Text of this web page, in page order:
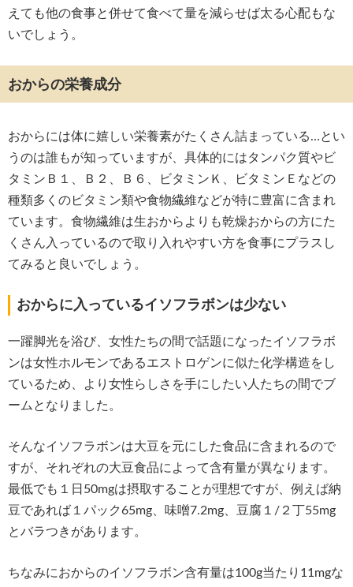
えても他の食事と併せて食べて量を減らせば太る心配もな
いでしょう。
おからの栄養成分
おからには体に嬉しい栄養素がたくさん詰まっている…とい
うのは誰もが知っていますが、具体的にはタンパク質やビ
タミンＢ１、Ｂ２、Ｂ６、ビタミンＫ、ビタミンＥなどの
種類多くのビタミン類や食物繊維などが特に豊富に含まれ
ています。食物繊維は生おからよりも乾燥おからの方にた
くさん入っているので取り入れやすい方を食事にプラスし
てみると良いでしょう。
おからに入っているイソフラボンは少ない
一躍脚光を浴び、女性たちの間で話題になったイソフラボ
ンは女性ホルモンであるエストロゲンに似た化学構造をし
ているため、より女性らしさを手にしたい人たちの間でブ
ームとなりました。
そんなイソフラボンは大豆を元にした食品に含まれるので
すが、それぞれの大豆食品によって含有量が異なります。
最低でも１日50mgは摂取することが理想ですが、例えば納
豆であれば１パック65mg、味噌7.2mg、豆腐１/２丁55mg
とバラつきがあります。
ちなみにおからのイソフラボン含有量は100g当たり11mgな